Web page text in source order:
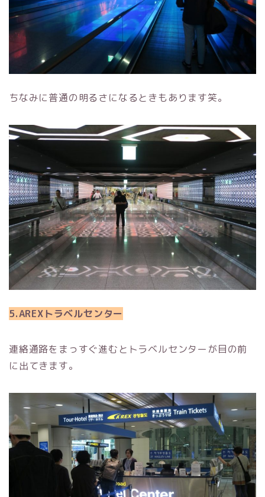
ちなみに普通の明るさになるときもあります笑。
5.AREXトラベルセンター
連絡通路をまっすぐ進むとトラベルセンターが目の前
に出てきます。